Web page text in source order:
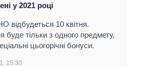
у 2021 році
відбудеться 10 квітня.
буде тільки з одного предмету,
цьогорічні бонуси.
15:30